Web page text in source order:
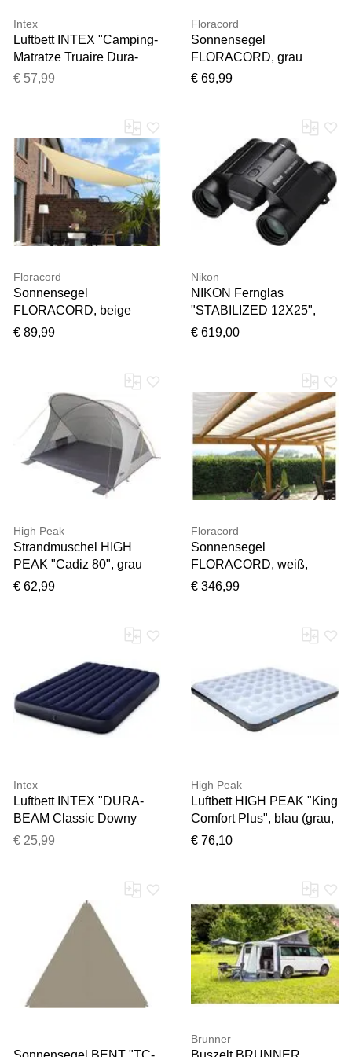
Intex
Luftbett INTEX "Camping-
Matratze Truaire Dura-
Beam mit USB150
76cm x 17cm x 191cm,
Polyurethan, Luftbett, mit
Aufbewahrungs-Tasche,
B:76cm H:17cm L:191cm
€ 57,99
Floracord
Sonnensegel
FLORACORD, grau
(anthrazit), B:360cm
Schenkellänge: 360 cm
€ 69,99
Floracord
Sonnensegel
FLORACORD, beige
(elfenbeinfarben),
250x300 cm
€ 89,99
Nikon
NIKON Fernglas
"STABILIZED 12X25",
schwarz, B:11,7cm
€ 619,00
High Peak
Strandmuschel HIGH
PEAK "Cadiz 80", grau
(aluminium, dunkelgrau),
Strandmuschel, B:200cm
€ 62,99
Floracord
Sonnensegel
FLORACORD, weiß,
B:91cm T:330cm,
€ 346,99
Intex
Luftbett INTEX "DURA-
BEAM Classic Downy
Airbed" Gr. 152, blau,
Luftbett, B:152cm H:25cm
L:203cm, Topseller
€ 25,99
High Peak
Luftbett HIGH PEAK "King
Comfort Plus", blau (grau,
blau, schwarz), Luftbetten,
Luftbett, B:185cm H:20cm
L:200cm
€ 76,10
Brunner